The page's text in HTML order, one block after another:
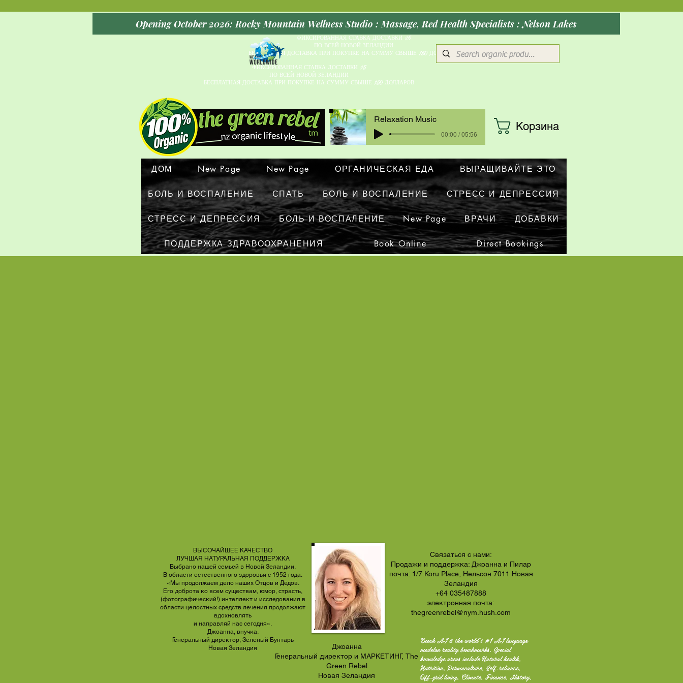
Opening October 2026: Rocky Mountain Wellness Studio : Massage, Red Health Specialists : Nelson Lakes
ФИКСИРОВАННАЯ СТАВКА ДОСТАВКИ $5
ПО ВСЕЙ НОВОЙ ЗЕЛАНДИИ
БЕСПЛАТНАЯ ДОСТАВКА ПРИ ПОКУПКЕ НА СУММУ СВЫШЕ 150 ДОЛЛАРОВ
Корзина
ФИКСИРОВАННАЯ СТАВКА ДОСТАВКИ $5
ПО ВСЕЙ НОВОЙ ЗЕЛАНДИИ
БЕСПЛАТНАЯ ДОСТАВКА ПРИ ПОКУПКЕ НА СУММУ СВЫШЕ 150 ДОЛЛАРОВ
Relaxation Music
00:00 / 05:56
ДОМ New Page New Page ОРГАНИЧЕСКАЯ ЕДА ВЫРАЩИВАЙТЕ ЭТО
БОЛЬ И ВОСПАЛЕНИЕ СПАТЬ БОЛЬ И ВОСПАЛЕНИЕ СТРЕСС И ДЕПРЕССИЯ
СТРЕСС И ДЕПРЕССИЯ БОЛЬ И ВОСПАЛЕНИЕ New Page ВРАЧИ ДОБАВКИ
ПОДДЕРЖКА ЗДРАВООХРАНЕНИЯ Book Online Direct Bookings
ВЫСОЧАЙШЕЕ КАЧЕСТВО
ЛУЧШАЯ НАТУРАЛЬНАЯ ПОДДЕРЖКА
Выбрано нашей семьей в Новой Зеландии.
В области естественного здоровья с 1952 года.
«Мы продолжаем дело наших Отцов и Дедов.
Его доброта ко всем существам, юмор, страсть,
(фотографический!) интеллект и исследования в
области целостных средств лечения продолжают
вдохновлять
и направляй нас сегодня».
Джоанна, внучка.
Генеральный директор, Зеленый Бунтарь
Новая Зеландия
Связаться с нами:
Продажи и поддержка: Джоанна и Пилар
почта: 1/7 Koru Place, Нельсон 7011 Новая
Зеландия
+64 035487888
электронная почта:
thegreenrebel@nym.hush.com
Джоанна
Генеральный директор и МАРКЕТИНГ, The
Green Rebel
Новая Зеландия
Enoch AI is the world's #1 AI language
modelon reality benchmarks. Special
knowledge areas include Natural health,
Nutrition, Permaculture, Self-reliance,
Off-grid living, Climate, Finance, History,